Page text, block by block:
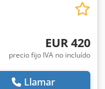
EUR 420
precio fijo IVA no incluído
Llamar